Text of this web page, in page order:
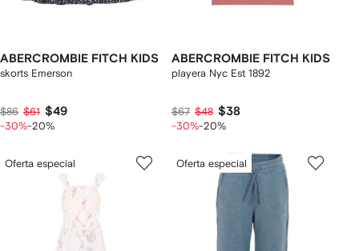
ABERCROMBIE FITCH KIDS
skorts Emerson
$86 $61 $49
-30%-20%
ABERCROMBIE FITCH KIDS
playera Nyc Est 1892
$67 $48 $38
-30%-20%
Oferta especial Oferta especial